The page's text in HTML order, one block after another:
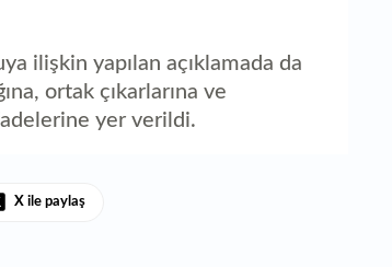
ilişkin yapılan açıklamada da
ortak çıkarlarına ve
yer verildi.
X ile paylaş